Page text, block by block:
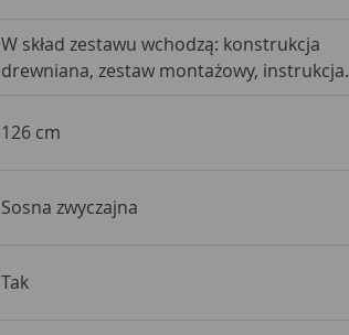
W skład zestawu wchodzą: konstrukcja
drewniana, zestaw montażowy, instrukcja.
126 cm
Sosna zwyczajna
Tak